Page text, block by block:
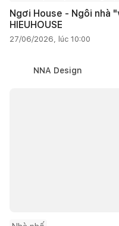
Ngơi House - Ngôi
HIEUHOUSE
27/06/2026, lúc 10:00
NNA Design